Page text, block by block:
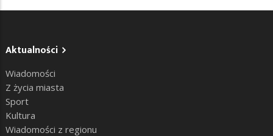
Aktualności
Wiadomości
Z życia miasta
Sport
Kultura
Wiadomości z regionu